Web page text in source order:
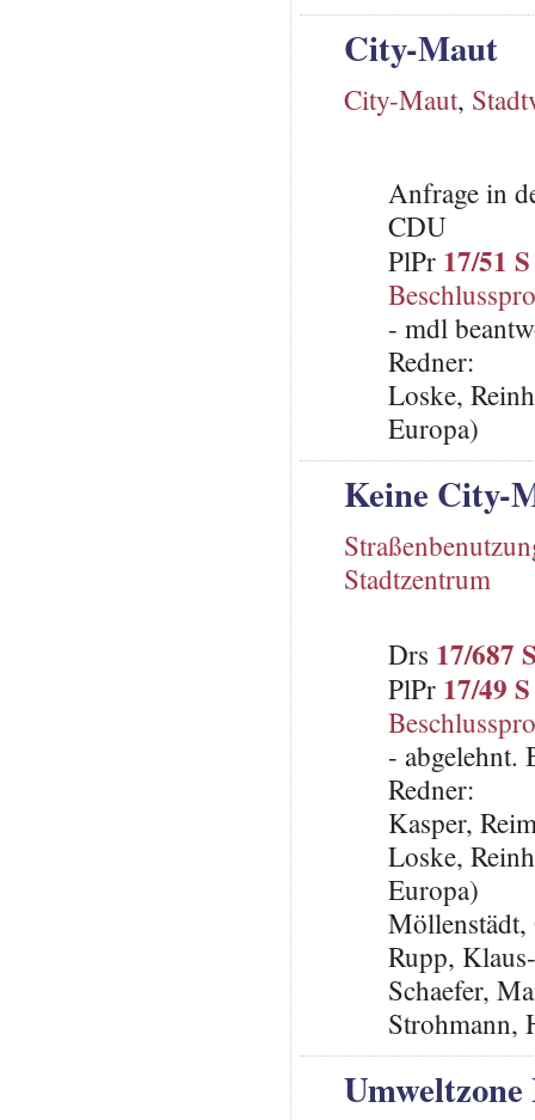
City-Maut
City-Maut,
Anfrage in
CDU
PlPr 17/51 S
- mdl
Redner:
Loske,
Europa)
Keine City-
Stadtzentrum
Drs 17/687
PlPr 17/49 S
- abgelehnt.
Redner:
Kasper,
Loske,
Europa)
Rupp,
Schaefer,
Strohmann,